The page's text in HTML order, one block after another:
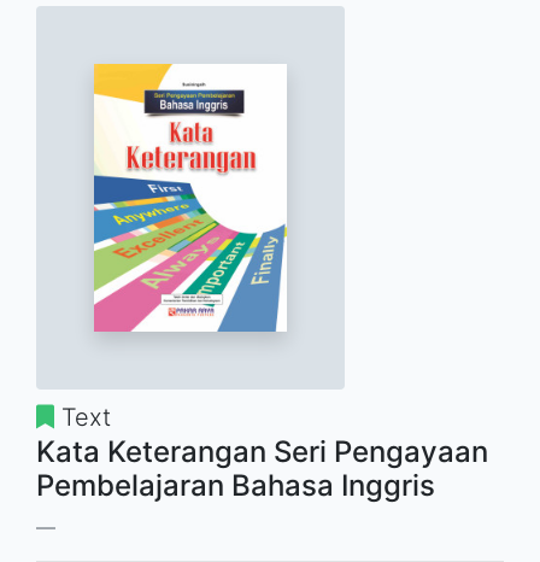
Text
Kata Keterangan Seri Pengayaan
Pembelajaran Bahasa Inggris